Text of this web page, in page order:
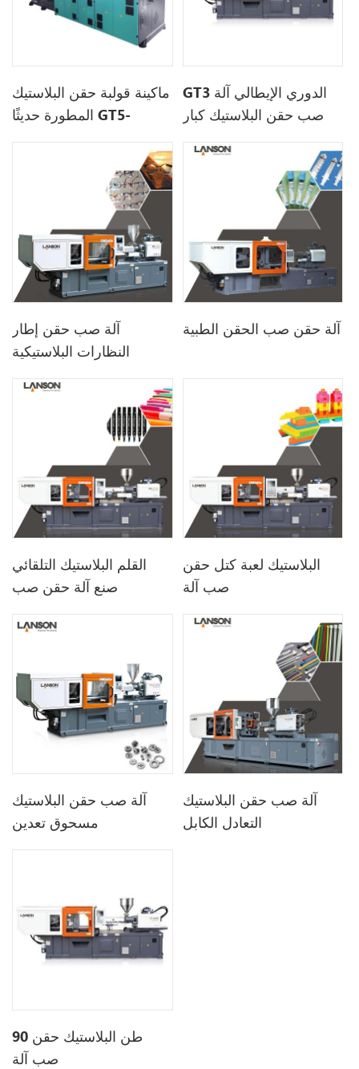
ماكينة قولبة حقن البلاستيك
المطورة حديثًا GT5-
GT3 الدوري الإيطالي آلة
صب حقن البلاستيك كبار
آلة صب حقن إطار
النظارات البلاستيكية
آلة حقن صب الحقن الطبية
القلم البلاستيك التلقائي
صنع آلة حقن صب
البلاستيك لعبة كتل حقن
صب آلة
آلة صب حقن البلاستيك
مسحوق تعدين
آلة صب حقن البلاستيك
التعادل الكابل
90 طن البلاستيك حقن
صب آلة